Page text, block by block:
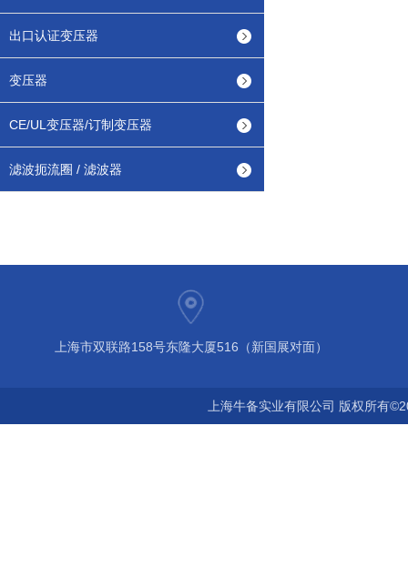
出口认证变压器
变压器
CE/UL变压器/订制变压器
滤波扼流圈 / 滤波器
上海市双联路158号东隆大厦516（新国展对面）
上海牛备实业有限公司 版权所有